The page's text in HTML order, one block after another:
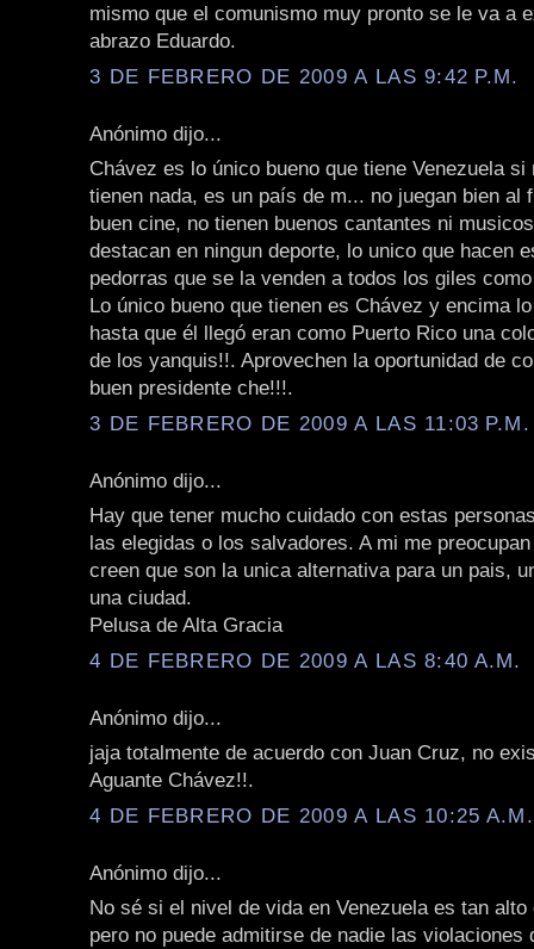
mismo que el comunismo muy pronto se le va a
abrazo Eduardo.
3 DE FEBRERO DE 2009 A LAS 9:42 P.M.
Anónimo dijo...
Chávez es lo único bueno que tiene Venezuela si
tienen nada, es un país de m... no juegan bien al
buen cine, no tienen buenos cantantes ni
destacan en ningun deporte, lo unico que hacen
pedorras que se la venden a todos los giles
Lo único bueno que tienen es Chávez y encima
hasta que él llegó eran como Puerto Rico una
de los yanquis!!. Aprovechen la oportunidad de
buen presidente che!!!.
3 DE FEBRERO DE 2009 A LAS 11:03 P.M.
Anónimo dijo...
Hay que tener mucho cuidado con estas
las elegidas o los salvadores. A mi me
creen que son la unica alternativa para un pais,
una ciudad.
Pelusa de Alta Gracia
4 DE FEBRERO DE 2009 A LAS 8:40 A.M.
Anónimo dijo...
jaja totalmente de acuerdo con Juan Cruz, no
Aguante Chávez!!.
4 DE FEBRERO DE 2009 A LAS 10:25 A.M.
Anónimo dijo...
No sé si el nivel de vida en Venezuela es tan alto
pero no puede admitirse de nadie las violaciones